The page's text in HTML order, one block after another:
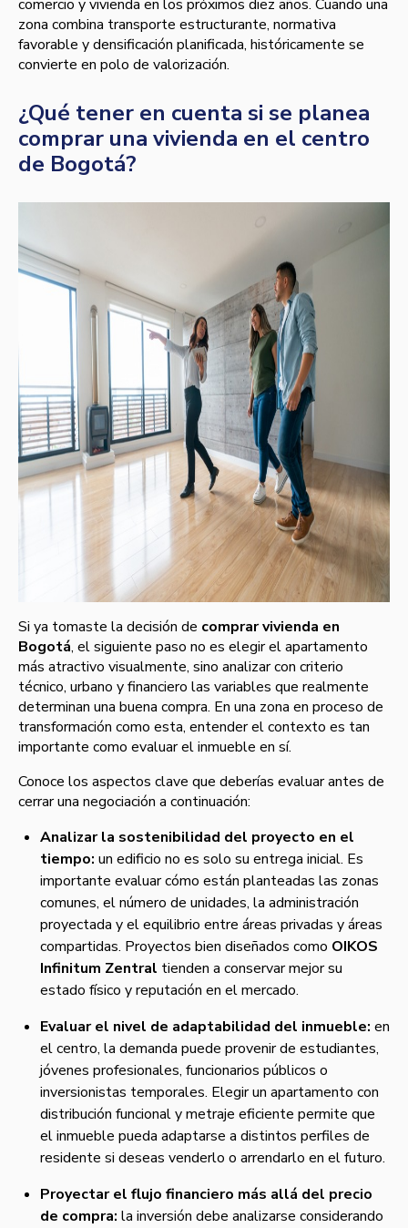
comercio y vivienda en los próximos diez años. Cuando una
zona combina transporte estructurante, normativa
favorable y densificación planificada, históricamente se
convierte en polo de valorización.
¿Qué tener en cuenta si se planea
comprar una vivienda en el centro
de Bogotá?
Si ya tomaste la decisión de comprar vivienda en
Bogotá, el siguiente paso no es elegir el apartamento
más atractivo visualmente, sino analizar con criterio
técnico, urbano y financiero las variables que realmente
determinan una buena compra. En una zona en proceso de
transformación como esta, entender el contexto es tan
importante como evaluar el inmueble en sí.
Conoce los aspectos clave que deberías evaluar antes de
cerrar una negociación a continuación:
Analizar la sostenibilidad del proyecto en el
tiempo: un edificio no es solo su entrega inicial. Es
importante evaluar cómo están planteadas las zonas
comunes, el número de unidades, la administración
proyectada y el equilibrio entre áreas privadas y áreas
compartidas. Proyectos bien diseñados como OIKOS
Infinitum Zentral tienden a conservar mejor su
estado físico y reputación en el mercado.
Evaluar el nivel de adaptabilidad del inmueble: en
el centro, la demanda puede provenir de estudiantes,
jóvenes profesionales, funcionarios públicos o
inversionistas temporales. Elegir un apartamento con
distribución funcional y metraje eficiente permite que
el inmueble pueda adaptarse a distintos perfiles de
residente si deseas venderlo o arrendarlo en el futuro.
Proyectar el flujo financiero más allá del precio
de compra: la inversión debe analizarse considerando